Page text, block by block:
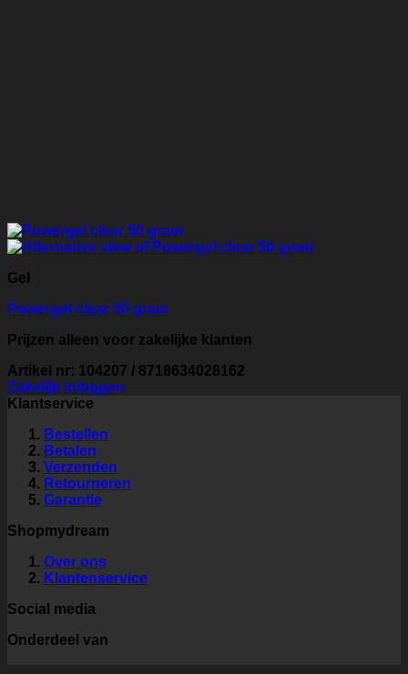
Gel
Powergel clear 50 gram
Prijzen alleen voor zakelijke klanten
Artikel nr: 104207 / 8718634028162
Zakelijk inloggen
Klantservice
Bestellen
Betalen
Verzenden
Retourneren
Garantie
Shopmydream
Over ons
Klantenservice
Social media
Onderdeel van